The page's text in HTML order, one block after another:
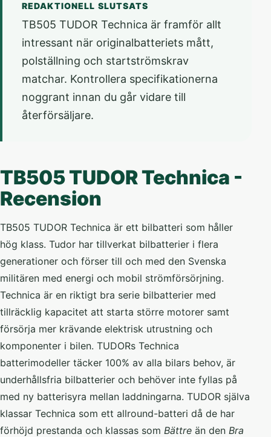
REDAKTIONELL SLUTSATS
TB505 TUDOR Technica är framför allt
intressant när originalbatteriets mått,
polställning och startströmskrav
matchar. Kontrollera specifikationerna
noggrant innan du går vidare till
återförsäljare.
TB505 TUDOR Technica -
Recension
TB505 TUDOR Technica är ett bilbatteri som håller
hög klass. Tudor har tillverkat bilbatterier i flera
generationer och förser till och med den Svenska
militären med energi och mobil strömförsörjning.
Technica är en riktigt bra serie bilbatterier med
tillräcklig kapacitet att starta större motorer samt
försörja mer krävande elektrisk utrustning och
komponenter i bilen. TUDORs Technica
batterimodeller täcker 100% av alla bilars behov, är
underhållsfria bilbatterier och behöver inte fyllas på
med ny batterisyra mellan laddningarna. TUDOR själva
klassar Technica som ett allround-batteri då de har
förhöjd prestanda och klassas som Bättre än den Bra